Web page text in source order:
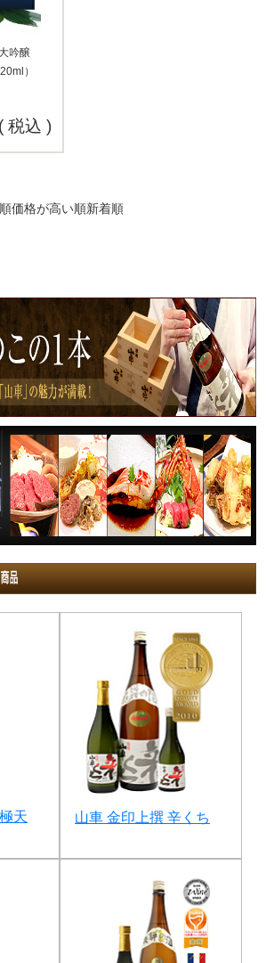
吟醸
）
税込
価格が高い順新着順
天 山車 金印上撰 辛くち